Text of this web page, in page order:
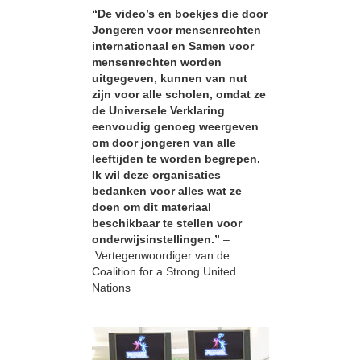
“De video’s en boekjes die door
Jongeren voor mensenrechten
internationaal en Samen voor
mensenrechten worden
uitgegeven, kunnen van nut
zijn voor alle scholen, omdat ze
de Universele Verklaring
eenvoudig genoeg weergeven
om door jongeren van alle
leeftijden te worden begrepen.
Ik wil deze organisaties
bedanken voor alles wat ze
doen om dit materiaal
beschikbaar te stellen voor
onderwijsinstellingen.” –
Vertegenwoordiger van de
Coalition for a Strong United
Nations